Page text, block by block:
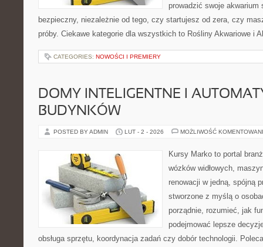
prowadzić swoje akwarium
bezpieczny, niezależnie od tego, czy startujesz od zera, czy
próby. Ciekawe kategorie dla wszystkich to Rośliny Akwariowe i
CATEGORIES: NOWOŚCI I PREMIERY
DOMY INTELIGENTNE I
BUDYNKÓW
POSTED BY ADMIN LUT - 2 - 2026 MOŻLIWOŚĆ
Kursy Marko to portal
wózków widłowych,
renowacji w jedną, spójną
stworzone z myślą o
porządnie, rozumieć, jak
podejmować lepsze
obsługa sprzętu, koordynacja zadań czy dobór technologii.